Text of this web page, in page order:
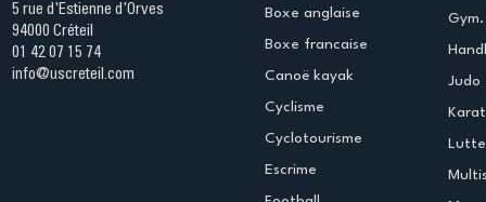
5 rue d'Estienne d'Orves
94000 Créteil
01 42 07 15 74
info@uscreteil.com
Boxe anglaise
Boxe francaise
Canoë kayak
Cyclisme
Cyclotourisme
Escrime
Judo
Lutte